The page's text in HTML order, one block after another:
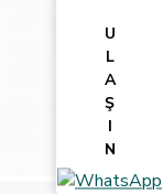
U
L
A
Ş
I
N